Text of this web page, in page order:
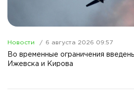
Новости 6 августа 2026 09:57
Во временные ограничения
Ижевска и Кирова